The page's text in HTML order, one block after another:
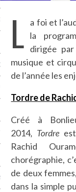
EN VOD
L a foi et
la
dirigée
musique et
de l’année les
Tordre de
Créé à
2014, Tordre
Rachid
chorégraphie,
de deux
dans la simple